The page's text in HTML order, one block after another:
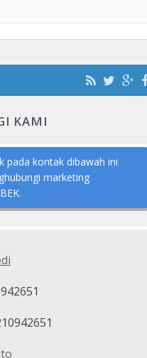
KAMI
pada kontak dibawah ini
marketing